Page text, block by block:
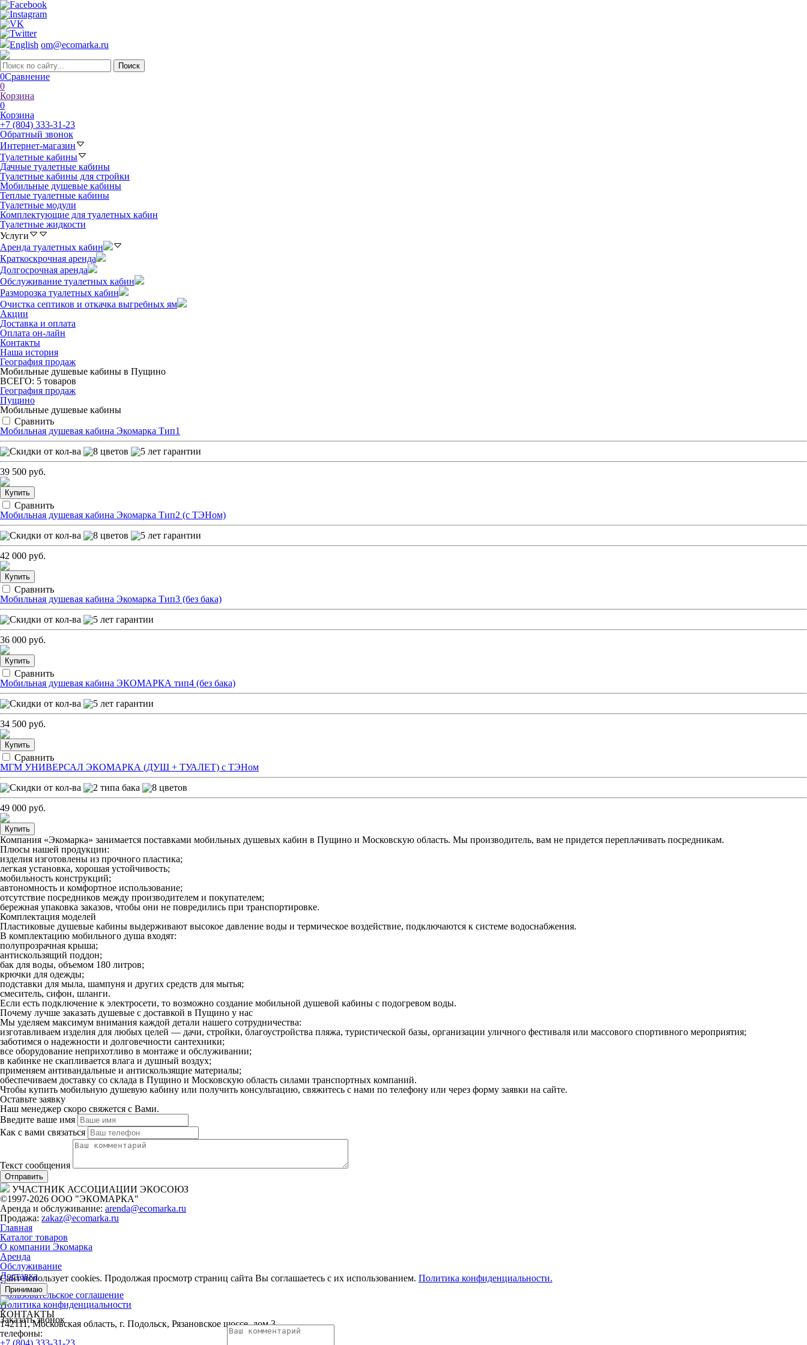
English om@ecomarka.ru
0Сравнение
0
Корзина
0
Корзина
+7 (804) 333-31-23
Обратный звонок
Интернет-магазин
Туалетные кабины
Дачные туалетные кабины
Туалетные кабины для стройки
Мобильные душевые кабины
Теплые туалетные кабины
Туалетные модули
Комплектующие для туалетных кабин
Туалетные жидкости
Услуги
Аренда туалетных кабин
Краткоскрочная аренда
Долгосрочная аренда
Обслуживание туалетных кабин
Разморозка туалетных кабин
Очистка септиков и откачка выгребных ям
Акции
Доставка и оплата
Оплата он-лайн
Контакты
Наша история
География продаж
Мобильные душевые кабины в Пущино
ВСЕГО: 5 товаров
География продаж
Пущино
Мобильные душевые кабины
Сравнить
Мобильная душевая кабина Экомарка Тип1
39 500 руб.
Купить
Сравнить
Мобильная душевая кабина Экомарка Тип2 (с ТЭНом)
42 000 руб.
Купить
Сравнить
Мобильная душевая кабина Экомарка Тип3 (без бака)
36 000 руб.
Купить
Сравнить
Мобильная душевая кабина ЭКОМАРКА тип4 (без бака)
34 500 руб.
Купить
Сравнить
МГМ УНИВЕРСАЛ ЭКОМАРКА (ДУШ + ТУАЛЕТ) с ТЭНом
49 000 руб.
Купить
Компания «Экомарка» занимается поставками мобильных душевых кабин в Пущино и Московскую область. Мы производитель, вам не придется переплачивать посредникам.
Плюсы нашей продукции:
изделия изготовлены из прочного пластика;
легкая установка, хорошая устойчивость;
мобильность конструкций;
автономность и комфортное использование;
отсутствие посредников между производителем и покупателем;
бережная упаковка заказов, чтобы они не повредились при транспортировке.
Комплектация моделей
Пластиковые душевые кабины выдерживают высокое давление воды и термическое воздействие, подключаются к системе водоснабжения.
В комплектацию мобильного душа входят:
полупрозрачная крыша;
антискользящий поддон;
бак для воды, объемом 180 литров;
крючки для одежды;
подставки для мыла, шампуня и других средств для мытья;
смеситель, сифон, шланги.
Если есть подключение к электросети, то возможно создание мобильной душевой кабины с подогревом воды.
Почему лучше заказать душевые с доставкой в Пущино у нас
Мы уделяем максимум внимания каждой детали нашего сотрудничества:
изготавливаем изделия для любых целей — дачи, стройки, благоустройства пляжа, туристической базы, организации уличного фестиваля или массового спортивного мероприятия;
заботимся о надежности и долговечности сантехники;
все оборудование неприхотливо в монтаже и обслуживании;
в кабинке не скапливается влага и душный воздух;
применяем антивандальные и антискользящие материалы;
обеспечиваем доставку со склада в Пущино и Московскую область силами транспортных компаний.
Чтобы купить мобильную душевую кабину или получить консультацию, свяжитесь с нами по телефону или через форму заявки на сайте.
Оставьте заявку
Наш менеджер скоро свяжется с Вами.
Введите ваше имя
Как с вами связаться
Текст сообщения
УЧАСТНИК АССОЦИАЦИИ ЭКОСОЮЗ
©1997-2026 ООО "ЭКОМАРКА"
Аренда и обслуживание: arenda@ecomarka.ru
Продажа: zakaz@ecomarka.ru
Главная
Каталог товаров
О компании Экомарка
Аренда
Обслуживание
Доставка
Контакты
Пользовательское соглашение
Политика конфиденциальности
КОНТАКТЫ
142111, Московская область, г. Подольск, Рязановское шоссе, дом 3
телефоны:
+7 (804) 333-31-23
Сайт использует cookies. Продолжая просмотр страниц сайта Вы соглашаетесь с их использованием. Политика конфиденциальности.
Принимаю
×
Заказать звонок